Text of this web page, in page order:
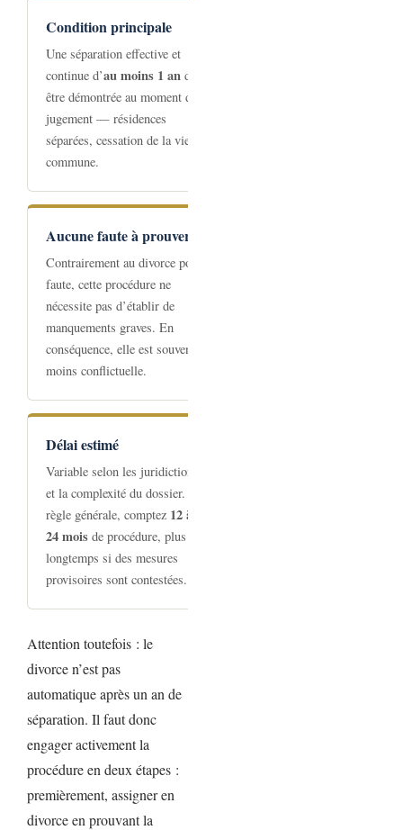
Condition principale
Une séparation effective et
continue d’au moins 1 an doit
être démontrée au moment du
jugement — résidences
séparées, cessation de la vie
commune.
Aucune faute à prouver
Contrairement au divorce pour
faute, cette procédure ne
nécessite pas d’établir de
manquements graves. En
conséquence, elle est souvent
moins conflictuelle.
Délai estimé
Variable selon les juridictions
et la complexité du dossier. En
règle générale, comptez 12 à
24 mois de procédure, plus
longtemps si des mesures
provisoires sont contestées.
Attention toutefois : le
divorce n’est pas
automatique après un an de
séparation. Il faut donc
engager activement la
procédure en deux étapes :
premièrement, assigner en
divorce en prouvant la